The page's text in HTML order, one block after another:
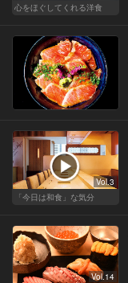
心をほぐしてくれる洋食
Vol.3
「今日は和食」な気分
Vol.14